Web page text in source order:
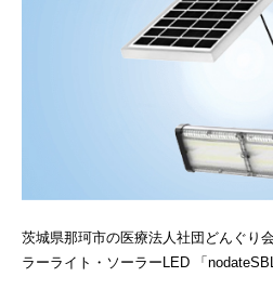
茨城県那珂市の医療法人社団どんぐり
ラーライト・ソーラーLED 「